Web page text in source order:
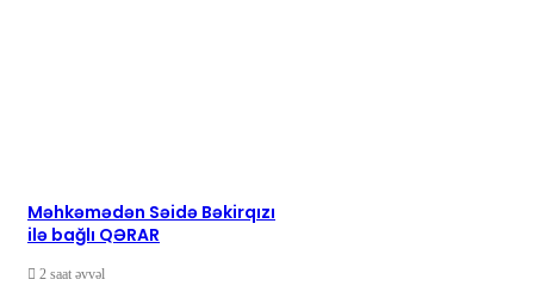
Məhkəmədən Səidə Bəkirqızı
ilə bağlı QƏRAR
2 saat əvvəl